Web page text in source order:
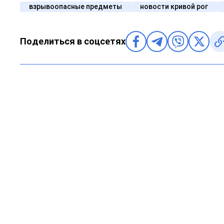
взрывоопасные предметы новости кривой рог
Поделиться в соцсетях